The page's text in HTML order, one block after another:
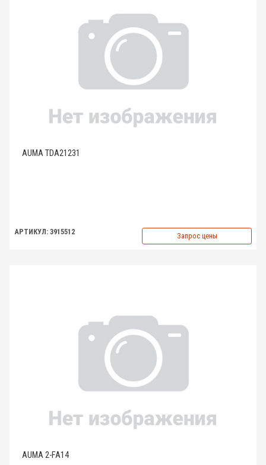
AUMA TDA21231
АРТИКУЛ: 3915512 Запрос цены
AUMA 2-FA14